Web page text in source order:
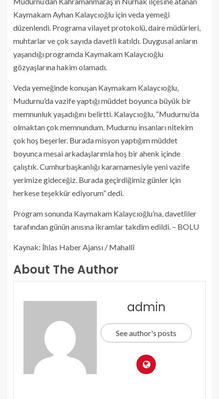
Kaymakam Ayhan Kalaycıoğlu için veda yemeği
düzenlendi. Programa vilayet protokolü, daire müdürleri,
muhtarlar ve çok sayıda davetli katıldı. Duygusal anların
yaşandığı programda Kaymakam Kalaycıoğlu
gözyaşlarına hakim olamadı.
Veda yemeğinde konuşan Kaymakam Kalaycıoğlu,
Mudurnu’da vazife yaptığı müddet boyunca büyük bir
memnunluk yaşadığını belirtti. Kalaycıoğlu, “Mudurnu’da
olmaktan çok memnundum. Mudurnu insanları nitekim
çok hoş beşerler. Burada misyon yaptığım müddet
boyunca mesai arkadaşlarımla hoş bir ahenk içinde
çalıştık. Cumhurbaşkanlığı kararnamesiyle yeni vazife
yerimize gideceğiz. Burada geçirdiğimiz günler için
herkese teşekkür ediyorum” dedi.
Program sonunda Kaymakam Kalaycıoğlu’na, davetliler
tarafından günün anısına ikramlar takdim edildi. – BOLU
Kaynak: İhlas Haber Ajansı / Mahallî
About The Author
admin
See author's posts